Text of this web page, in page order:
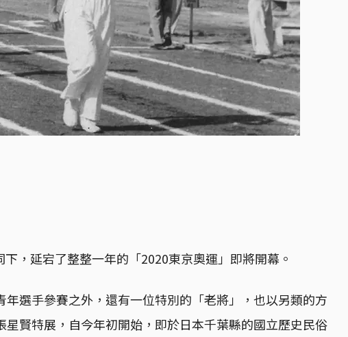
，延宕了整整一年的「2020東京奧運」即將開幕。
選手參賽之外，還有一位特別的「老將」，也以另類的方
賢特展，自今年初開始，即於日本千葉縣的國立歷史民俗